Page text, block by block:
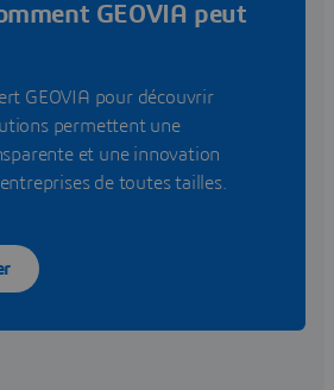
GEOVIA peut
GEOVIA pour découvrir
permettent une
et une innovation
de toutes tailles.